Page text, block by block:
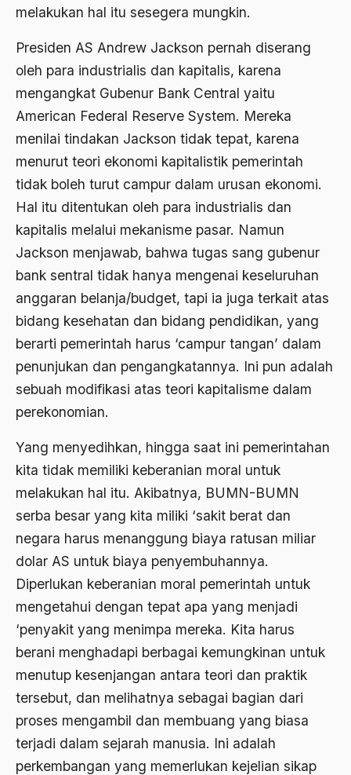
melakukan hal itu sesegera mungkin.
Presiden AS Andrew Jackson pernah diserang
oleh para industrialis dan kapitalis, karena
mengangkat Gubenur Bank Central yaitu
American Federal Reserve System. Mereka
menilai tindakan Jackson tidak tepat, karena
menurut teori ekonomi kapitalistik pemerintah
tidak boleh turut campur dalam urusan ekonomi.
Hal itu ditentukan oleh para industrialis dan
kapitalis melalui mekanisme pasar. Namun
Jackson menjawab, bahwa tugas sang gubenur
bank sentral tidak hanya mengenai keseluruhan
anggaran belanja/budget, tapi ia juga terkait atas
bidang kesehatan dan bidang pendidikan, yang
berarti pemerintah harus ‘campur tangan’ dalam
penunjukan dan pengangkatannya. Ini pun adalah
sebuah modifikasi atas teori kapitalisme dalam
perekonomian.
Yang menyedihkan, hingga saat ini pemerintahan
kita tidak memiliki keberanian moral untuk
melakukan hal itu. Akibatnya, BUMN-BUMN
serba besar yang kita miliki ‘sakit berat dan
negara harus menanggung biaya ratusan miliar
dolar AS untuk biaya penyembuhannya.
Diperlukan keberanian moral pemerintah untuk
mengetahui dengan tepat apa yang menjadi
‘penyakit yang menimpa mereka. Kita harus
berani menghadapi berbagai kemungkinan untuk
menutup kesenjangan antara teori dan praktik
tersebut, dan melihatnya sebagai bagian dari
proses mengambil dan membuang yang biasa
terjadi dalam sejarah manusia. Ini adalah
perkembangan yang memerlukan kejelian sikap
Ali Murtopo
Ali Sidikin
Ali Syahbana
Aliran Kepercayaan
Alistair Cook
Allah
ALmanak
Alternatif Moral
Alternatif Nilai
Alternatif Politis
Alumni Sayid Al-Maliki
Alvin W. Gouldner
Amar Ma'ruf Nahi Munkar
ambisi politik
Ambivalen
ambon
amerika latin
amerika serikat
Amin Iskandar
Amir
Amir Syakib Arsalan